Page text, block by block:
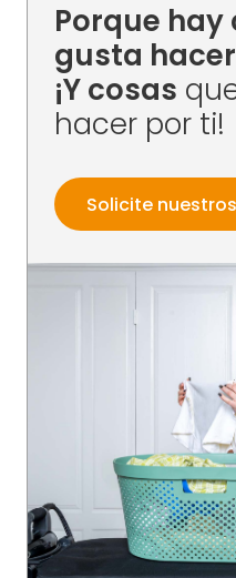
Porque hay
gusta
¡Y cosas
hacer por ti!
Solicite